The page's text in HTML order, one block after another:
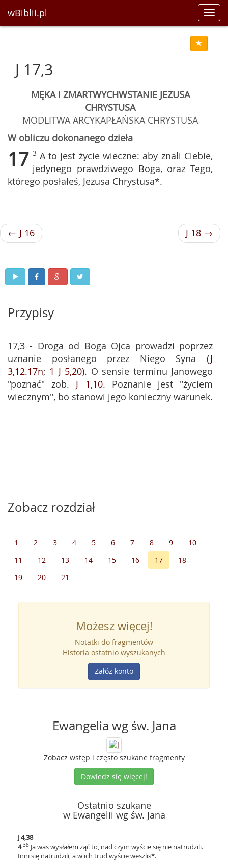
wBiblii.pl
J 17,3
MĘKA I ZMARTWYCHWSTANIE JEZUSA
CHRYSTUSA
MODLITWA ARCYKAPŁAŃSKA CHRYSTUSA
W obliczu dokonanego dzieła
17 3 A to jest życie wieczne: aby znali Ciebie,
jedynego prawdziwego Boga, oraz Tego,
którego posłałeś, Jezusa Chrystusa*.
← J 16 J 18 →
Przypisy
17,3 - Droga od Boga Ojca prowadzi poprzez
uznanie posłanego przez Niego Syna (J
3,12.17n; 1 J 5,20). O sensie terminu Janowego
"poznać" zob. J 1,10. Poznanie jest "życiem
wiecznym", bo stanowi jego konieczny warunek.
Zobacz rozdział
1 2 3 4 5 6 7 8 9
10
11
12 13 14 15 16 17
18
19
20 21
Możesz więcej!
Notatki do fragmentów
Historia ostatnio wyszukanych
Załóż konto
Ewangelia wg św. Jana
Zobacz wstęp i często szukane fragmenty
Dowiedz się więcej!
Ostatnio szukane
w Ewangelii wg św. Jana
J 4,38
4 38 Ja was wysłałem żąć to, nad czym wyście się nie natrudzili.
Inni się natrudzili, a w ich trud wyście weszli»*.